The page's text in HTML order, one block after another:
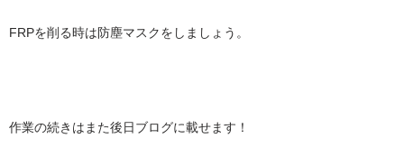
FRPを削る時は防塵マスクをしましょう。
作業の続きはまた後日ブログに載せます！